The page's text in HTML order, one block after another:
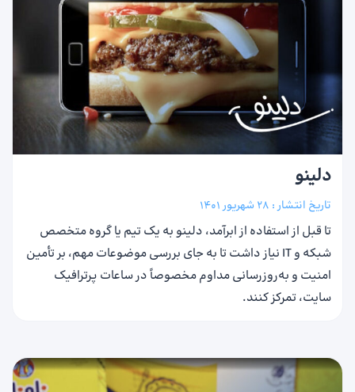
دلینو
تاریخ انتشار : 28 شهریور 1401
تا قبل از استفاده از ابرآمد، دلینو به یک تیم یا گروه متخصص
شبکه و IT نیاز داشت تا به‌ جای بررسی موضوعات مهم، بر تأمین
امنیت و به‌روزرسانی مداوم مخصوصاً در ساعات پرترافیک
سایت، تمرکز کنند.